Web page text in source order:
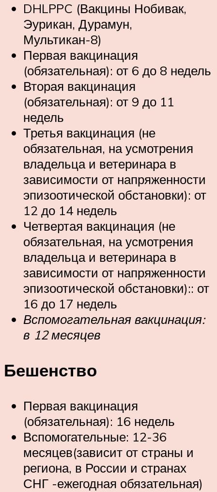
DHLPPC (Вакцины Нобивак,
Эурикан, Дурамун,
Мультикан-8)
Первая вакцинация
(обязательная): от 6 до 8 недель
Вторая вакцинация
(обязательная): от 9 до 11
недель
Третья вакцинация (не
обязательная, на усмотрения
владельца и ветеринара в
зависимости от напряженности
эпизоотической обстановки): от
12 до 14 недель
Четвертая вакцинация (не
обязательная, на усмотрения
владельца и ветеринара в
зависимости от напряженности
эпизоотической обстановки):: от
16 до 17 недель
Вспомогательная вакцинация:
в 12 месяцев
Бешенство
Первая вакцинация
(обязательная): 16 недель
Вспомогательные: 12-36
месяцев(зависит от страны и
региона, в России и странах
СНГ -ежегодная обязательная)